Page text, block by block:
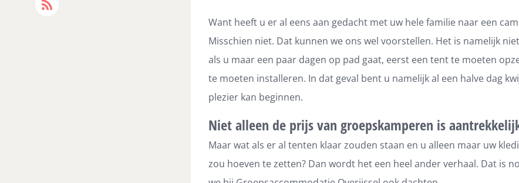
Rss
Want heeft u er al eens aan gedacht met uw hele familie naar een
Misschien niet. Dat kunnen we ons wel voorstellen. Het is namelijk
als u maar een paar dagen op pad gaat, eerst een tent te moeten
te moeten installeren. In dat geval bent u namelijk al een halve dag
plezier kan beginnen.
Niet alleen de prijs van groepskamperen is
Maar wat als er al tenten klaar zouden staan en u alleen maar uw
zou hoeven te zetten? Dan wordt het een heel ander verhaal. Dat is